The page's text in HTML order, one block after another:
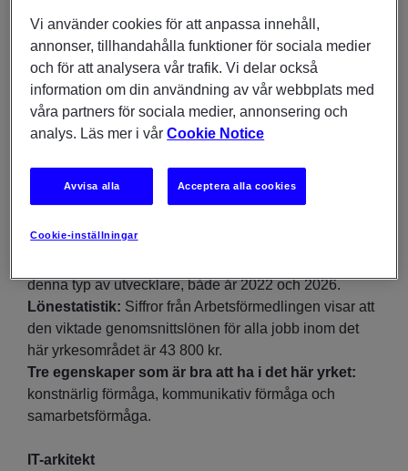
Spelutvecklare
En spelutvecklare är en person som ser till att en idé
blir till ett verkligt spel. Enkelt förklarat kan man säga
att en spelutvecklare oftast jobbar med antingen
design, grafik eller programmering. En speldesigner
tenderar att vara en mer senior roll med ett
denna typ av utvecklare, både år 2022 och 2026.
Lönestatistik: Siffror från Arbetsförmedlingen visar att
den viktade genomsnittslönen för alla jobb inom det
här yrkesområdet är 43 800 kr.
Tre egenskaper som är bra att ha i det här yrket:
konstnärlig förmåga, kommunikativ förmåga och
samarbetsförmåga.
IT-arkitekt
Vi använder cookies för att anpassa innehåll,
annonser, tillhandahålla funktioner för sociala medier
och för att analysera vår trafik. Vi delar också
information om din användning av vår webbplats med
våra partners för sociala medier, annonsering och
analys. Läs mer i vårCookie Notice
Cookie-inställningar
Avvisa alla Acceptera alla cookies